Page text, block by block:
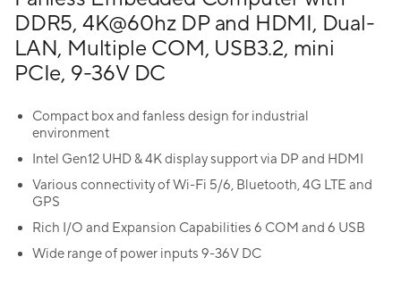
DDR5, 4K@60hz DP and HDMI, Dual-
LAN, Multiple COM, USB3.2, mini
PCIe, 9-36V DC
Compact box and fanless design for industrial
environment
Intel Gen12 UHD & 4K display support via DP and HDMI
Various connectivity of Wi-Fi 5/6, Bluetooth, 4G LTE and
GPS
Rich I/O and Expansion Capabilities 6 COM and 6 USB
Wide range of power inputs 9-36V DC